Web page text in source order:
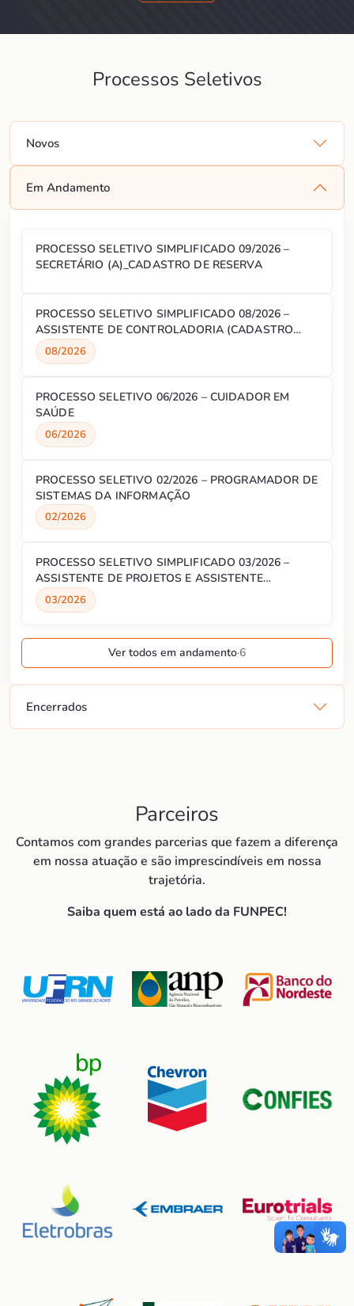
Processos Seletivos
Novos
Em Andamento
PROCESSO SELETIVO SIMPLIFICADO 09/2026 –
SECRETÁRIO (A)_CADASTRO DE RESERVA
PROCESSO SELETIVO SIMPLIFICADO 08/2026 –
ASSISTENTE DE CONTROLADORIA (CADASTRO
RESERVA)
08/2026
PROCESSO SELETIVO 06/2026 – CUIDADOR EM
SAÚDE
06/2026
PROCESSO SELETIVO 02/2026 – PROGRAMADOR DE
SISTEMAS DA INFORMAÇÃO
02/2026
PROCESSO SELETIVO SIMPLIFICADO 03/2026 –
ASSISTENTE DE PROJETOS E ASSISTENTE
ADMINISTRATIVO
03/2026
Ver todos em andamento·6
Encerrados
Parceiros
Contamos com grandes parcerias que fazem a diferença
em nossa atuação e são imprescindíveis em nossa
trajetória.
Saiba quem está ao lado da FUNPEC!